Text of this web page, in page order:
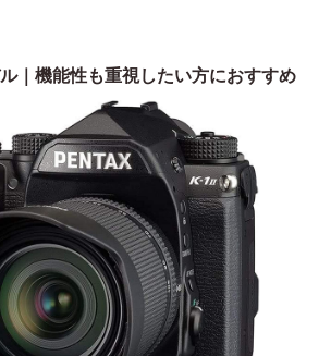
｜機能性も重視したい方におすすめ